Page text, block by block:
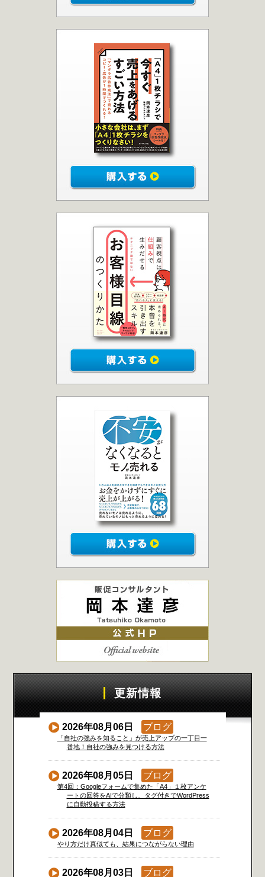
更新情報
2026年08月06日 ブログ
「自社の強みを知ること」が売上アップの一丁目一
番地！自社の強みを見つける方法
2026年08月05日 ブログ
第4回：Googleフォームで集めた「A4」１枚アンケ
ートの回答をAIで分類し、タグ付きでWordPress
に自動投稿する方法
2026年08月04日 ブログ
やり方だけ真似ても、結果につながらない理由
2026年08月03日 ブログ